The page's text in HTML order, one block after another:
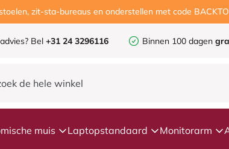
zit-sta-bureaus en onderstellen met code
Bel +31 24 3296116 Binnen 100 dagen
muis Laptopstandaard Monitorarm